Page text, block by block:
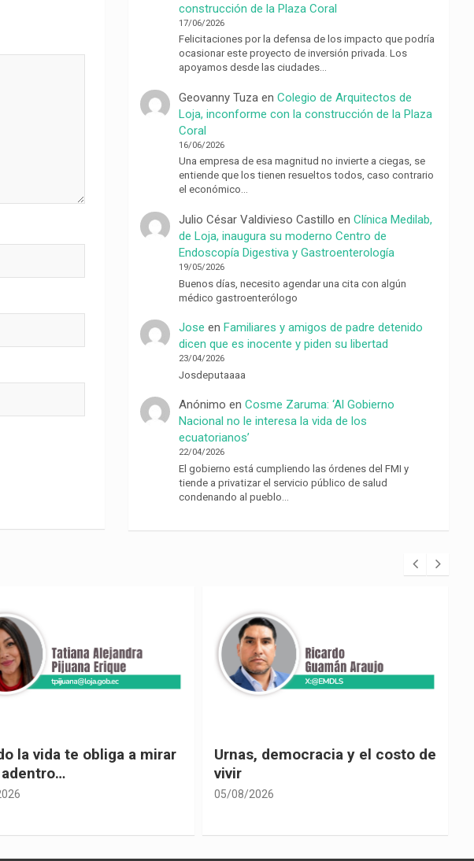
construcción de la Plaza Coral
17/06/2026
Felicitaciones por la defensa de los impacto que podría
ocasionar este proyecto de inversión privada. Los
apoyamos desde las ciudades…
Geovanny Tuza enColegio de Arquitectos de
Loja, inconforme con la construcción de la Plaza
Coral
16/06/2026
Una empresa de esa magnitud no invierte a ciegas, se
entiende que los tienen resueltos todos, caso contrario
el económico…
Julio César Valdivieso Castillo enClínica Medilab,
de Loja, inaugura su moderno Centro de
Endoscopía Digestiva y Gastroenterología
19/05/2026
Buenos días, necesito agendar una cita con algún
médico gastroenterólogo
Jose enFamiliares y amigos de padre detenido
dicen que es inocente y piden su libertad
23/04/2026
Josdeputaaaa
Anónimo enCosme Zaruma: ‘Al Gobierno
Nacional no le interesa la vida de los
ecuatorianos’
22/04/2026
El gobierno está cumpliendo las órdenes del FMI y
tiende a privatizar el servicio público de salud
condenando al pueblo…
democracia y el costo de
El país de las explicaciones
convenientes
05/08/2026